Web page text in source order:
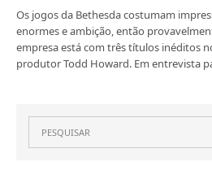
Os jogos da Bethesda costumam
enormes e ambição, então
empresa está com três títulos inéditos
produtor Todd Howard. Em entrevista